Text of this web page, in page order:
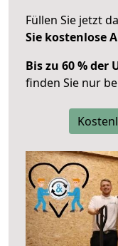
Füllen Sie jetzt
Sie kostenlose
Bis zu 60 % der
finden Sie nur